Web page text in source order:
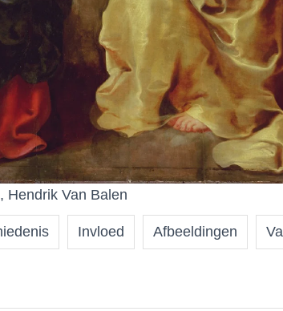
Hendrik Van Balen
Invloed Afbeeldingen